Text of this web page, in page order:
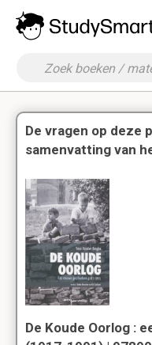
De vragen op deze
samenvatting van
De Koude Oorlog :